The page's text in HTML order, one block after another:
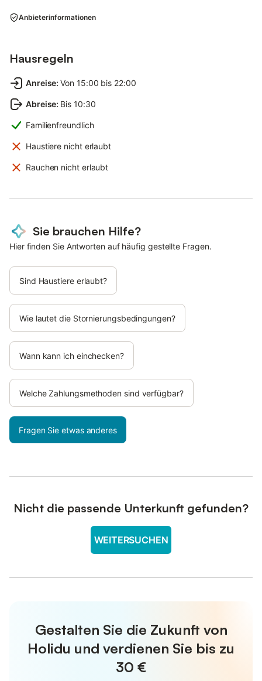
Anbieterinformationen
Hausregeln
Anreise: Von 15:00 bis 22:00
Abreise: Bis 10:30
Familienfreundlich
Haustiere nicht erlaubt
Rauchen nicht erlaubt
Sie brauchen Hilfe?
Hier finden Sie Antworten auf häufig gestellte Fragen.
Sind Haustiere erlaubt?
Wie lautet die Stornierungsbedingungen?
Wann kann ich einchecken?
Welche Zahlungsmethoden sind verfügbar?
Fragen Sie etwas anderes
Nicht die passende Unterkunft gefunden?
WEITERSUCHEN
Gestalten Sie die Zukunft von
Holidu und verdienen Sie bis zu
30 €